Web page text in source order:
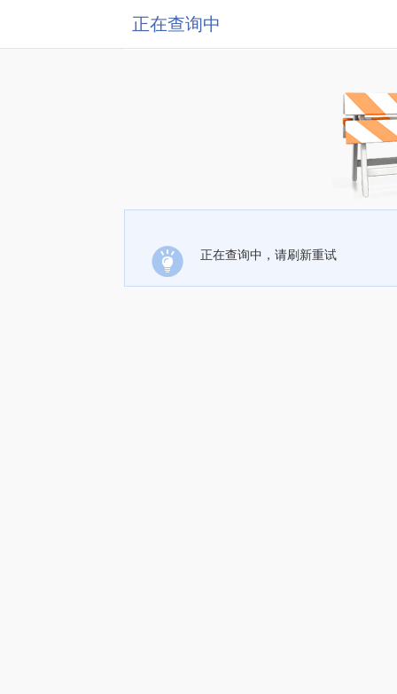
正在查询中
正在查询中，请刷新重试